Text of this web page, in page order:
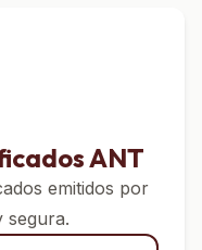
ANT
emitidos por
segura.